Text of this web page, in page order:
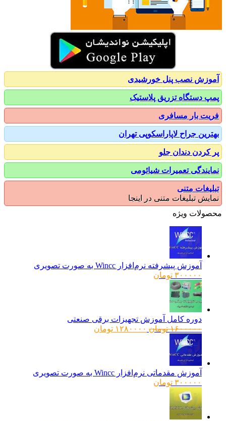
نصب پنل خورشیدی
دستگاه تزریق پلاستیک
بار مسافری
جراح لاپاراسکوپی تهران
دندان جلو
تعمیرات شیائومی
متنی
تبلیغات متنی در اینجا
ویژه
آموزش پیشرفته نرم‌افزار Wincc به صورت تصویری
۳۰۰۰۰۰ تومان
دوره کامل آموزش تجهیزات برقی صنعتی
۱۶۰۰۰۰۰ تومانقیمت
۱۲۸۰۰۰۰ تومانقیمت
آموزش مقدماتی نرم‌افزار Wincc به صورت تصویری
۳۰۰۰۰۰ تومان